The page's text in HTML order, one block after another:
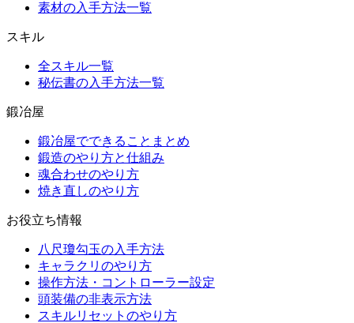
素材の入手方法一覧
スキル
全スキル一覧
秘伝書の入手方法一覧
鍛冶屋
鍛冶屋でできることまとめ
鍛造のやり方と仕組み
魂合わせのやり方
焼き直しのやり方
お役立ち情報
八尺瓊勾玉の入手方法
キャラクリのやり方
操作方法・コントローラー設定
頭装備の非表示方法
スキルリセットのやり方